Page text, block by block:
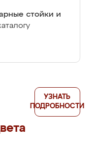
стойки и
УЗНАТЬ
ПОДРОБНОСТИ